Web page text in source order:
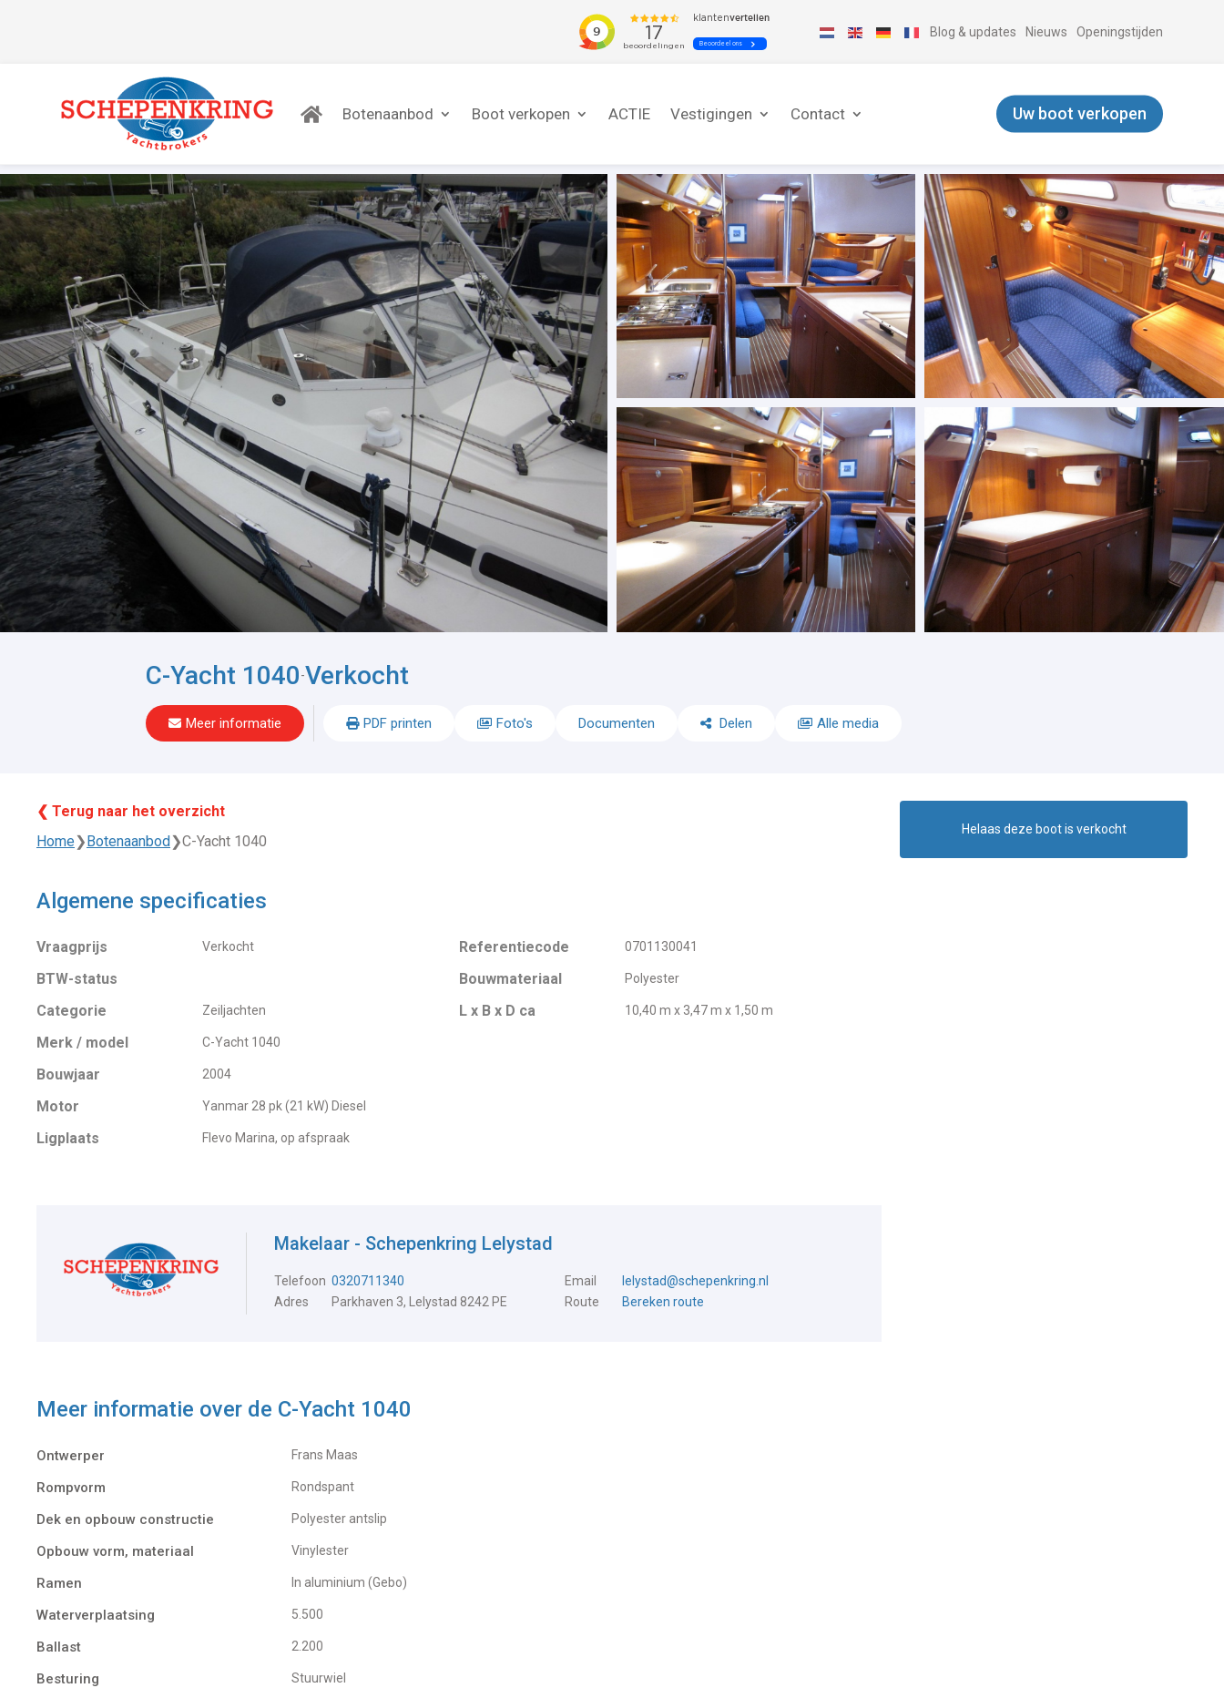
Blog & updates Nieuws Openingstijden
Botenaanbod Boot verkopen ACTIE Vestigingen Contact Uw boot verkopen
C-Yacht 1040-Verkocht
Meer informatie PDF printen Foto's Documenten Delen Alle media
❮ Terug naar het overzicht
Home❯Botenaanbod❯C-Yacht 1040
Algemene specificaties
Vraagprijs Verkocht
BTW-status
Categorie
Zeiljachten
Merk / model C-Yacht 1040
Bouwjaar 2004
Motor Yanmar 28 pk (21 kW) Diesel
Ligplaats Flevo Marina, op afspraak
Referentiecode 0701130041
Bouwmateriaal Polyester
L x B x D ca 10,40 m x 3,47 m x 1,50 m
Makelaar - Schepenkring Lelystad
Telefoon 0320711340 Email
lelystad@schepenkring.nl
Adres
Parkhaven 3, Lelystad 8242 PE Route Bereken route
Meer informatie over de C-Yacht 1040
Ontwerper Frans Maas
Rompvorm Rondspant
Dek en opbouw constructie Polyester antslip
Opbouw vorm, materiaal Vinylester
Ramen In aluminium (Gebo)
Waterverplaatsing 5.500
Ballast 2.200
Besturing Stuurwiel
Helaas deze boot is verkocht